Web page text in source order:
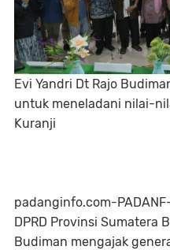
Evi Yandri Dt Rajo
untuk meneladani nilai-
Kuranji
padanginfo.com-
DPRD Provinsi Sumatera
Budiman mengajak